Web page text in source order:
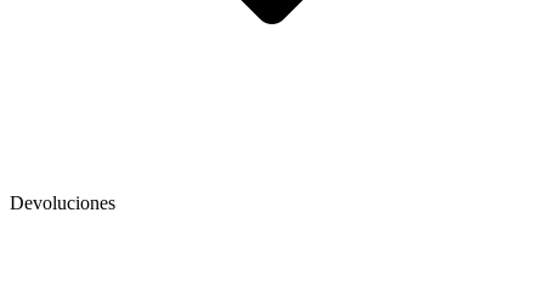
Devoluciones